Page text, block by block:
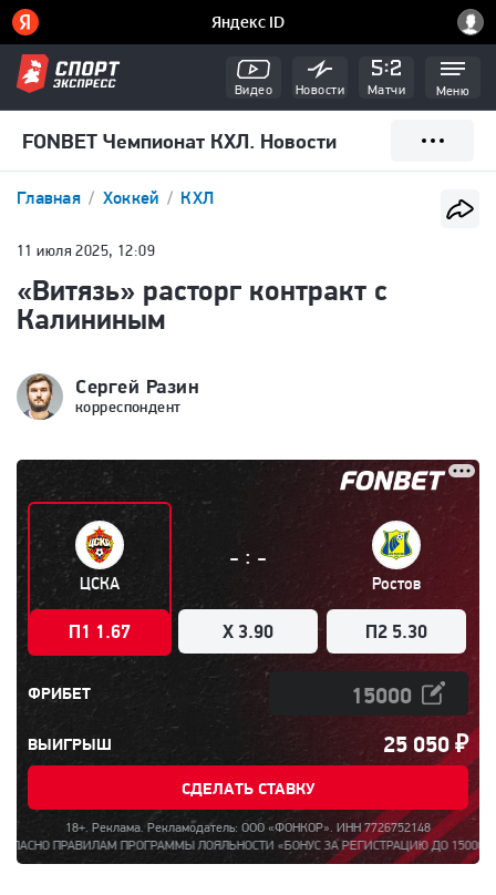
Видео Новости Матчи Меню
FONBET Чемпионат КХЛ. Новости
Главная Хоккей КХЛ
11 июля 2025, 12:09
«Витязь» расторг контракт с
Калининым
Сергей Разин
корреспондент
ЦСКА
П1 1.67
- : -
X 3.90
Ростов
П2 5.30
ФРИБЕТ
ВЫИГРЫШ 25 050₽
СДЕЛАТЬ СТАВКУ
18+. Реклама. Рекламодатель: ООО «ФОНКОР». ИНН 7726752148
ПРОГРАММЫ ЛОЯЛЬНОСТИ «БОНУС ЗА РЕГИСТРАЦИЮ ДО 15000».